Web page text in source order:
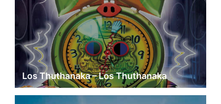
Los Thuthanaka – Los Thuthanaka